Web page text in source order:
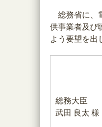
総務省に、
供事業者及び
よう要望を出
総務大臣
武田 良太 様